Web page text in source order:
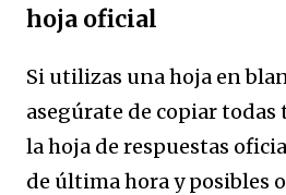
hoja oficial
Si utilizas una hoja en
asegúrate de copiar todas
la hoja de respuestas
de última hora y posibles